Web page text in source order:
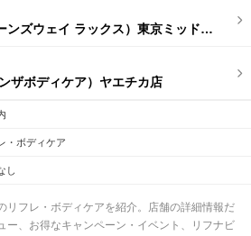
女性スタッフのみ
だわり条件を変更
Queensway LUX（クイーンズウェイ ラックス）東京ミッドタウン八重洲店
ザボディケア）ヤエチカ店
・ボディケア
し
リフレ・ボディケアを紹介。店舗の詳細情報だ
ー、お得なキャンペーン・イベント、リフナビ